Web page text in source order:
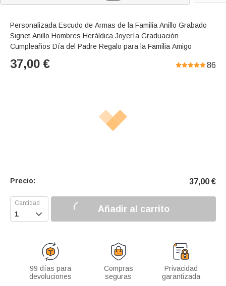
Personalizada Escudo de Armas de la Familia Anillo Grabado
Signet Anillo Hombres Heráldica Joyería Graduación
Cumpleaños Día del Padre Regalo para la Familia Amigo
37,00 € 86
Precio: 37,00 €
 Añadir al carrito
99 días para
devoluciones
Compras
seguras
Privacidad
garantizada